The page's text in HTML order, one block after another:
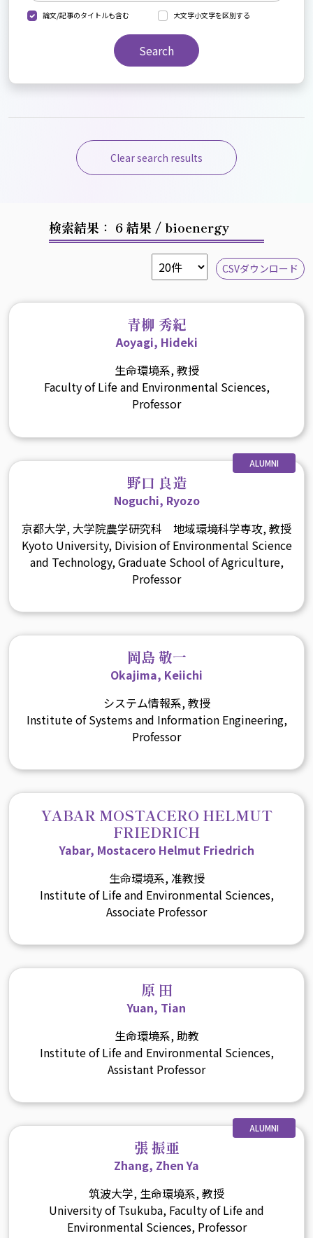
論文/記事のタイトルも含む 大文字小文字を区別する
Search
Clear search results
検索結果： 6 結果 / bioenergy
CSVダウンロード
青柳 秀紀
Aoyagi, Hideki
生命環境系, 教授
Faculty of Life and Environmental Sciences,
Professor
ALUMNI
野口 良造
Noguchi, Ryozo
京都大学, 大学院農学研究科 地域環境科学専攻, 教授
Kyoto University, Division of Environmental Science
and Technology, Graduate School of Agriculture,
Professor
岡島 敬一
Okajima, Keiichi
システム情報系, 教授
Institute of Systems and Information Engineering,
Professor
YABAR MOSTACERO HELMUT
FRIEDRICH
Yabar, Mostacero Helmut Friedrich
生命環境系, 准教授
Institute of Life and Environmental Sciences,
Associate Professor
原 田
Yuan, Tian
生命環境系, 助教
Institute of Life and Environmental Sciences,
Assistant Professor
ALUMNI
張 振亜
Zhang, Zhen Ya
筑波大学, 生命環境系, 教授
University of Tsukuba, Faculty of Life and
Environmental Sciences, Professor